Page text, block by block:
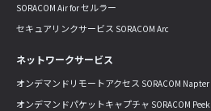
SORACOM Air for セルラー
セキュアリンクサービス SORACOM Arc
ネットワークサービス
オンデマンドリモートアクセス SORACOM Napter
オンデマンドパケットキャプチャ SORACOM Peek